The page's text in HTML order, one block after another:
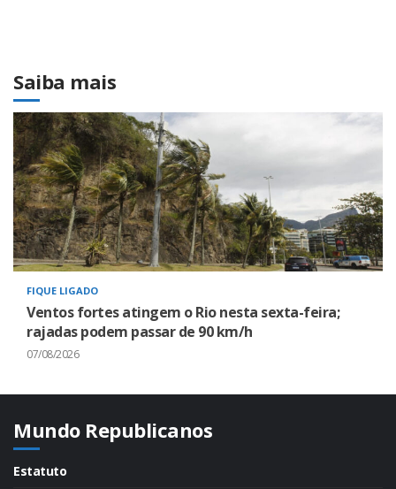
Saiba mais
FIQUE LIGADO
Ventos fortes atingem o Rio nesta sexta-feira;
rajadas podem passar de 90 km/h
07/08/2026
Mundo Republicanos
Estatuto